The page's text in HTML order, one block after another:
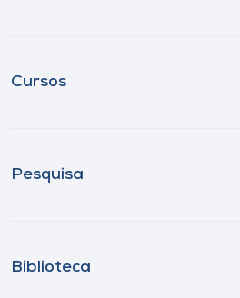
Cursos
Pesquisa
Biblioteca